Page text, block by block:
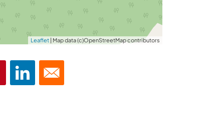
Leaflet | Map data (c)OpenStreetMap contributors